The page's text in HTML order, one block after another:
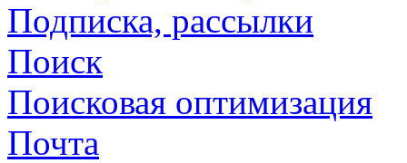
Подписка, рассылки
Поиск
Поисковая оптимизация
Почта